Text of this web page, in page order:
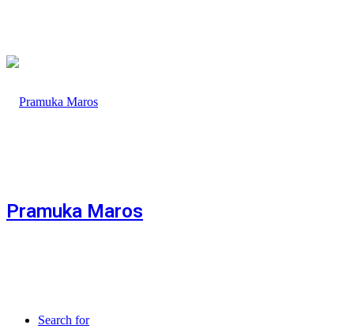
Pramuka Maros
Search for